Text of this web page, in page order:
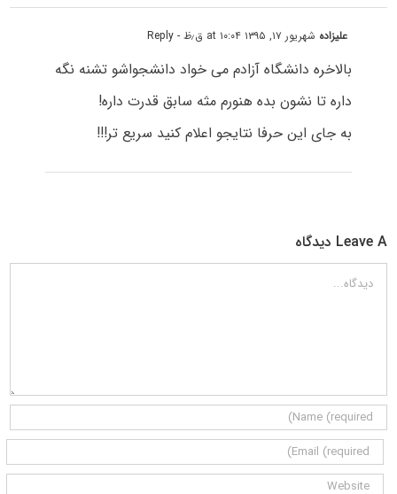
علیزاده شهریور ۱۷, ۱۳۹۵ at ۱۰:۰۴ ق٫ظ - Reply
بالاخره دانشگاه آزادم می خواد دانشجواشو تشنه نگه
داره تا نشون بده هنورم مثه سابق قدرت داره!
به جای این حرفا نتایجو اعلام کنید سریع تر!!!
Leave A دیدگاه
دیدگاه